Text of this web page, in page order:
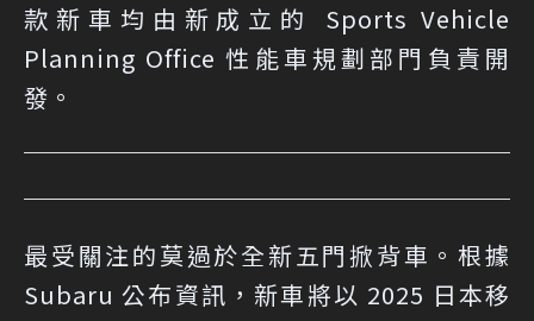
款新車均由新成立的 Sports Vehicle
Planning Office 性能車規劃部門負責開
發。
最受關注的莫過於全新五門掀背車。根據
Subaru 公布資訊，新車將以 2025 日本移